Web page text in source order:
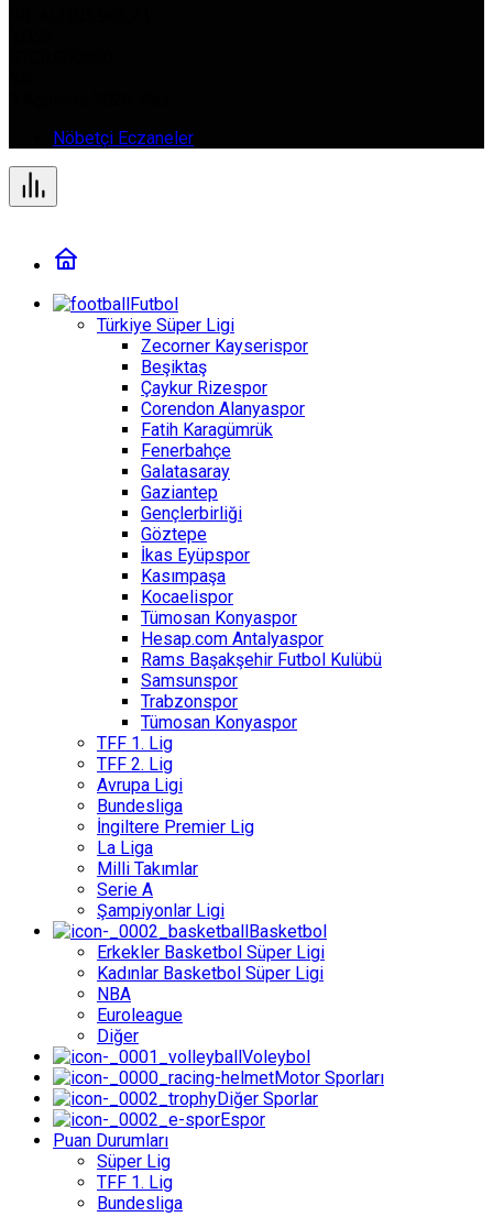
Nöbetçi Eczaneler
Futbol
Türkiye Süper Ligi
Zecorner Kayserispor
Beşiktaş
Çaykur Rizespor
Corendon Alanyaspor
Fatih Karagümrük
Fenerbahçe
Galatasaray
Gaziantep
Gençlerbirliği
Göztepe
İkas Eyüpspor
Kasımpaşa
Kocaelispor
Tümosan Konyaspor
Hesap.com Antalyaspor
Rams Başakşehir Futbol Kulübü
Samsunspor
Trabzonspor
Tümosan Konyaspor
TFF 1. Lig
TFF 2. Lig
Avrupa Ligi
Bundesliga
İngiltere Premier Lig
La Liga
Milli Takımlar
Serie A
Şampiyonlar Ligi
Basketbol
Erkekler Basketbol Süper Ligi
Kadınlar Basketbol Süper Ligi
NBA
Euroleague
Diğer
Voleybol
Motor Sporları
Diğer Sporlar
Espor
Puan Durumları
Süper Lig
TFF 1. Lig
Bundesliga